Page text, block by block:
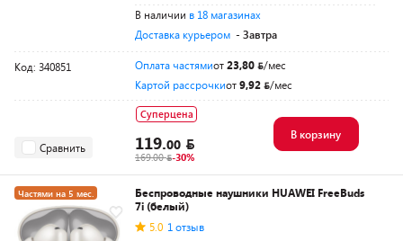
В наличии в 18 магазинах
Доставка курьером - Завтра
Код: 340851 Оплата частямиот23,80
/мес
Картой рассрочкиот9,92 /мес
Сравнить
Суперцена
119.00
169.00 -30%
В корзину
Частями на 5 мес.
Беспроводные наушники HUAWEI FreeBuds
7i (белый)
5.0 1 отзыв